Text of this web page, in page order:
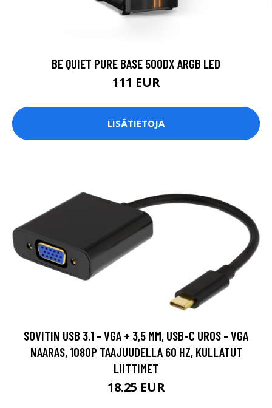
BE QUIET PURE BASE 500DX ARGB LED
111 EUR
LISÄTIETOJA
SOVITIN USB 3.1 - VGA + 3,5 MM, USB-C UROS - VGA
NAARAS, 1080P TAAJUUDELLA 60 HZ, KULLATUT
LIITTIMET
18.25 EUR